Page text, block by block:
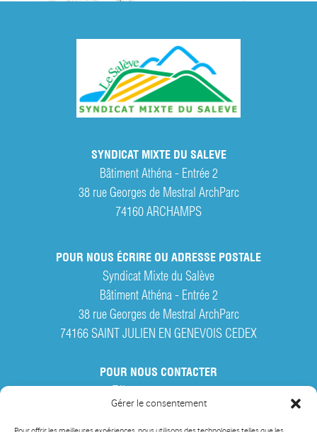
Gérer le consentement
SYNDICAT MIXTE DU SALEVE
Bâtiment Athéna - Entrée 2
38 rue Georges de Mestral ArchParc
74160 ARCHAMPS
POUR NOUS ÉCRIRE OU ADRESSE POSTALE
Syndicat Mixte du Salève
Bâtiment Athéna - Entrée 2
38 rue Georges de Mestral ArchParc
74166 SAINT JULIEN EN GENEVOIS CEDEX
POUR NOUS CONTACTER
Par courriel